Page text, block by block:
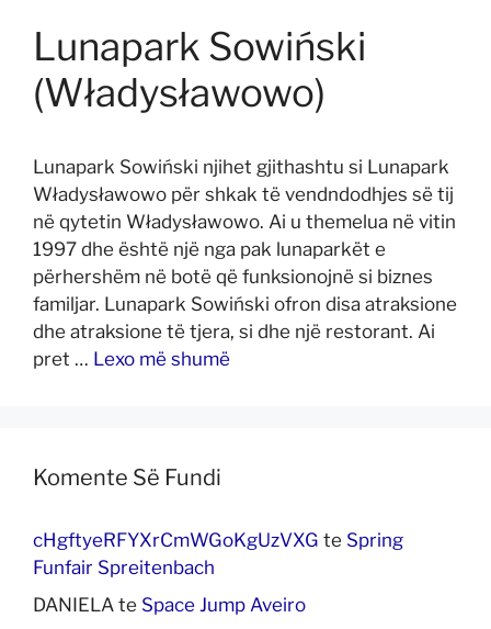
Lunapark Sowiński
(Władysławowo)
Lunapark Sowiński njihet gjithashtu si Lunapark
Władysławowo për shkak të vendndodhjes së tij
në qytetin Władysławowo. Ai u themelua në vitin
1997 dhe është një nga pak lunaparkët e
përhershëm në botë që funksionojnë si biznes
familjar. Lunapark Sowiński ofron disa atraksione
dhe atraksione të tjera, si dhe një restorant. Ai
pret … Lexo më shumë
Komente Së Fundi
cHgftyeRFYXrCmWGoKgUzVXG te Spring
Funfair Spreitenbach
DANIELA te Space Jump Aveiro